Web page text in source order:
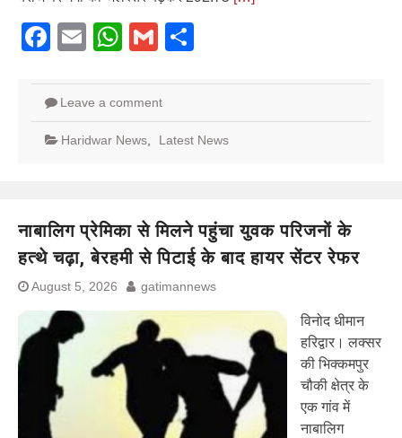
Facebook
EmailWhatsApp
Gmail
Leave a comment
Haridwar News Latest News
नाबालिग प्रेमिका से मिलने पहुंचा युवक परिजनों के
हत्थे चढ़ा, बेरहमी से पिटाई के बाद हायर सेंटर रेफर
August 5, 2026 gatimannews
विनोद धीमान
हरिद्वार। लक्सर
की भिक्कमपुर
चौकी क्षेत्र के
एक गांव में
नाबालिग